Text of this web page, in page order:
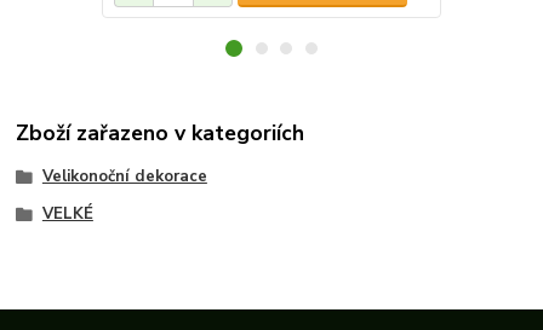
Zboží zařazeno v kategoriích
Velikonoční dekorace
VELKÉ